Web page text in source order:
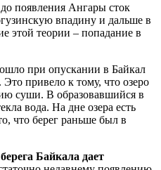
появления Ангары сток
впадину и дальше в
этой теории – попадание в
при опускании в Байкал
Это привело к тому, что озеро
суши. В образовавшийся в
вода. На дне озера есть
что берег раньше был в
Байкала дает